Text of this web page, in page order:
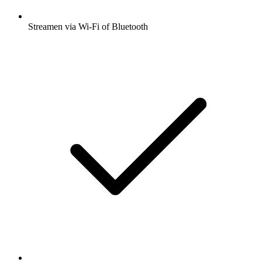
Streamen via Wi-Fi of Bluetooth